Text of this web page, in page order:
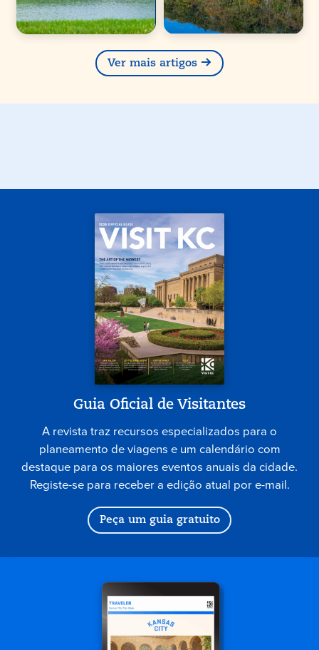
Ver mais artigos
Guia Oficial de Visitantes
A revista traz recursos especializados para o
planeamento de viagens e um calendário com
destaque para os maiores eventos anuais da cidade.
Registe-se para receber a edição atual por e-mail.
Peça um guia gratuito